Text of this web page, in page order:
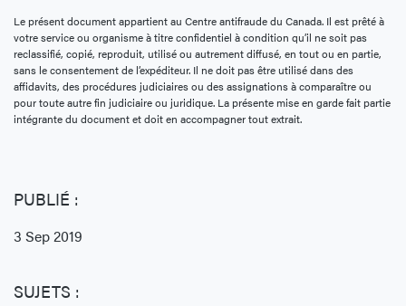
PUBLIÉ :
3 Sep 2019
SUJETS :
Le présent document appartient au Centre antifraude du Canada. Il est prêté à
votre service ou organisme à titre confidentiel à condition qu’il ne soit pas
reclassifié, copié, reproduit, utilisé ou autrement diffusé, en tout ou en partie,
sans le consentement de l’expéditeur. Il ne doit pas être utilisé dans des
affidavits, des procédures judiciaires ou des assignations à comparaître ou
pour toute autre fin judiciaire ou juridique. La présente mise en garde fait partie
intégrante du document et doit en accompagner tout extrait.